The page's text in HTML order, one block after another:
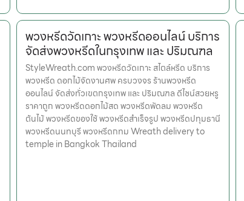
พวงหรีดวัดเกาะ พวงหรีดออนไลน์ บริการ
จัดส่งพวงหรีดในกรุงเทพ และ ปริมณฑล
StyleWreath.com พวงหรีดวัดเกาะ สไตล์หรีด บริการ
พวงหรีด ดอกไม้จัดงานศพ ครบวงจร ร้านพวงหรีด
ออนไลน์ จัดส่งทั่วเขตกรุงเทพ และ ปริมณฑล ดีไซน์สวยหรู
ราคาถูก พวงหรีดดอกไม้สด พวงหรีดพัดลม พวงหรีด
ต้นไม้ พวงหรีดของใช้ พวงหรีดสำเร็จรูป พวงหรีดปทุมธานี
พวงหรีดนนทบุรี พวงหรีดกทม Wreath delivery to
temple in Bangkok Thailand